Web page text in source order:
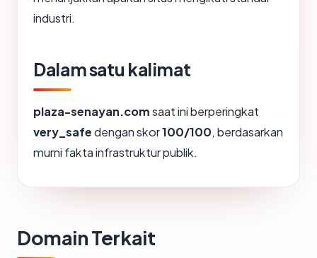
industri.
Dalam satu kalimat
plaza-senayan.comsaat ini berperingkat
very_safedengan skor100/100, berdasarkan
murni fakta infrastruktur publik.
Domain Terkait